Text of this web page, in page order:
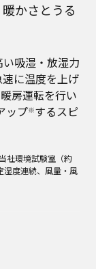
かさとうる
吸湿・放湿力
に温度を上げ
房運転を行い
ップ※するスピ
社環境試験室（約
度連続、風量・風